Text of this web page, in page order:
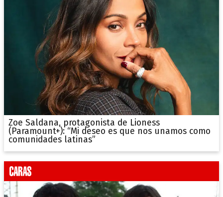
Zoe Saldana, protagonista de Lioness
(Paramount+): “Mi deseo es que nos unamos como
comunidades latinas”